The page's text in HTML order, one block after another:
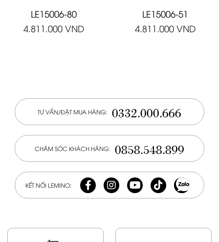
LE15006-80
4.811.000 VND
LE15006-51
4.811.000 VND
TƯ VẤN/ĐẶT MUA HÀNG: 0332.000.666
CHĂM SÓC KHÁCH HÀNG: 0858.548.899
KẾT NỐI LEMINO: